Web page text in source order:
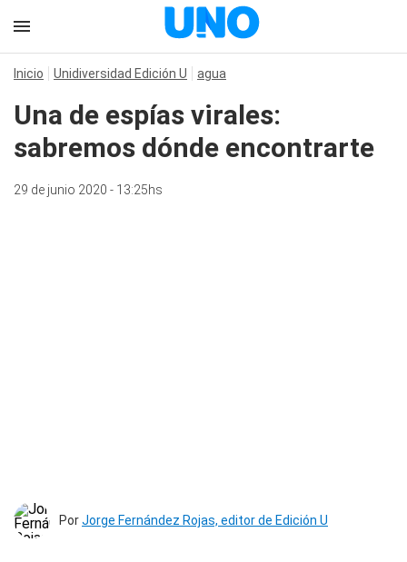
Inicio Unidiversidad Edición U agua
Una de espías virales:
sabremos dónde encontrarte
29 de junio 2020 - 13:25hs
PorJorge Fernández Rojas, editor de Edición U